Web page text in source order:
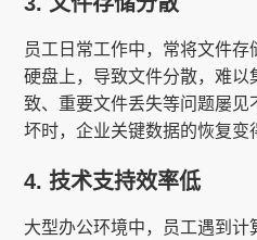
员工日常工作中，常将文件
硬盘上，导致文件分散，难以
致、重要文件丢失等问题屡
坏时，企业关键数据的恢复变
4. 技术支持效率低
大型办公环境中，员工遇到计